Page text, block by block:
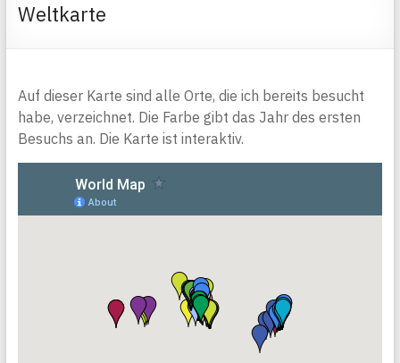
Weltkarte
Auf dieser Karte sind alle Orte, die ich bereits besucht
habe, verzeichnet. Die Farbe gibt das Jahr des ersten
Besuchs an. Die Karte ist interaktiv.